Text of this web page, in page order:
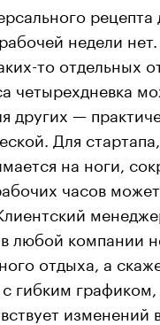
рецепта
недели
то отдельных
четырехдневка
других —
Для
на ноги,
часов
любой компании
отдыха, а
гибким графиком,
изменений